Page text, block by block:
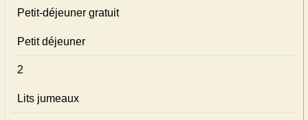
Petit-déjeuner gratuit
Petit déjeuner
2
Lits jumeaux